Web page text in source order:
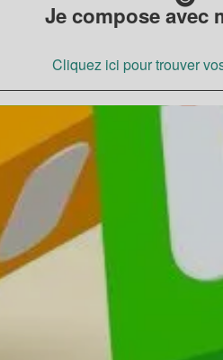
Je compose avec
Cliquez ici pour trouver